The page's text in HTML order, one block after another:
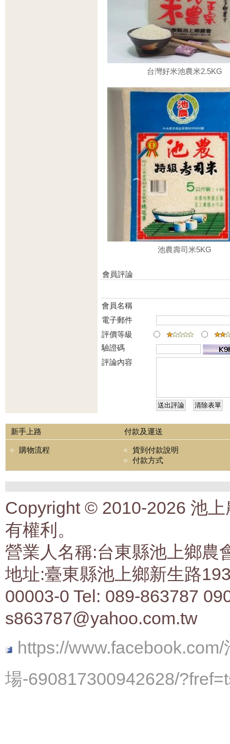
台灣好米池農米2.5KG
池農壽司米5KG
會員評論
會員名稱
電子郵件
評價等級
驗證碼
評論內容
新手上路 付款及運送
購物流程
貨到付款說明
付款方式
Copyright © 2010-2026 池
有權利。
營業人名稱:台東縣池上鄉農
地址:臺東縣池上鄉新生路
00003-0 Tel: 089-863787
s863787@yahoo.com.tw
https://
場-690817300942628/